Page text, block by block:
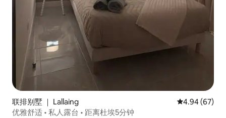
联排别墅 ｜ Lallaing 平均评分 4.94
4.94 (67)
优雅舒适 • 私人露台 • 距离杜埃5分钟